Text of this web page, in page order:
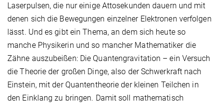
Laserpulsen, die nur einige Attosekunden dauern und mit
denen sich die Bewegungen einzelner Elektronen verfolgen
lässt. Und es gibt ein Thema, an dem sich heute so
manche Physikerin und so mancher Mathematiker die
Zähne auszubeißen: Die Quantengravitation – ein Versuch
die Theorie der großen Dinge, also der Schwerkraft nach
Einstein, mit der Quantentheorie der kleinen Teilchen in
den Einklang zu bringen. Damit soll mathematisch